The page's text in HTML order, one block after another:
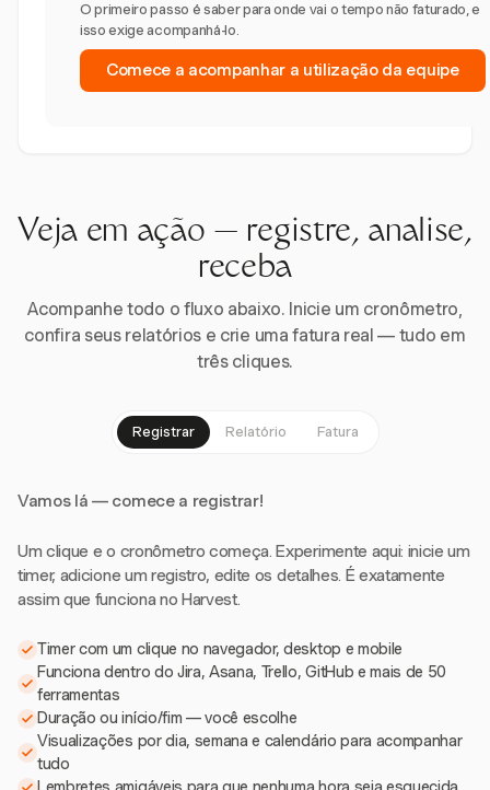
O primeiro passo é saber para onde vai o tempo não faturado, e
isso exige acompanhá-lo.
Comece a acompanhar a utilização da equipe
Veja em ação — registre, analise,
receba
Acompanhe todo o fluxo abaixo. Inicie um cronômetro,
confira seus relatórios e crie uma fatura real — tudo em
três cliques.
Registrar Relatório Fatura
Vamos lá — comece a registrar!
Um clique e o cronômetro começa. Experimente aqui: inicie um
timer, adicione um registro, edite os detalhes. É exatamente
assim que funciona no Harvest.
Timer com um clique no navegador, desktop e mobile
Funciona dentro do Jira, Asana, Trello, GitHub e mais de 50
ferramentas
Duração ou início/fim — você escolhe
Visualizações por dia, semana e calendário para acompanhar
tudo